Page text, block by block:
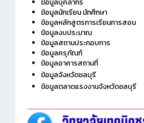
ประวัติวิทยาลัย
ข้อมูลบุคลากร
ข้อมูลนักเรียน นักศึกษา
ข้อมูลหลักสูตรการเรียนการสอน
ข้อมูลงบประมาณ
ข้อมูลสถานประกอบการ
ข้อมูลครุภัณฑ์
ข้อมูลอาคารสถานที่
ข้อมูลจังหวัดชลบุรี